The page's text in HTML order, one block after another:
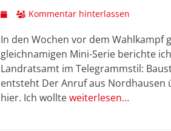
VeröffentlichtKommentar hinterlassen
In den Wochen vor dem Wahlkampf
gleichnamigen Mini-Serie berichte
Landratsamt im Telegrammstil:
entsteht Der Anruf aus Nordhausen
hier. Ich wollteweiterlesen…